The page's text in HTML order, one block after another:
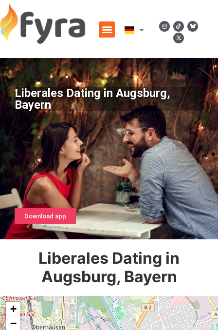
Liberales Dating in Augsburg,
Bayern
Download app
Liberales Dating in
Augsburg, Bayern
+
−